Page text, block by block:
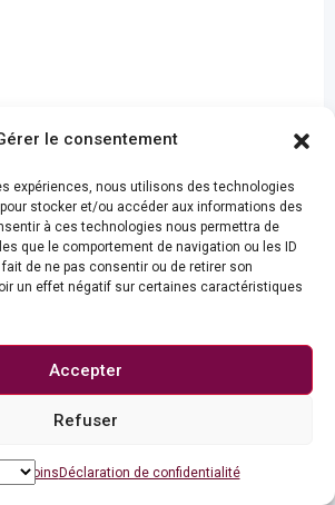
le consentement
expériences, nous utilisons des technologies
stocker et/ou accéder aux informations des
à ces technologies nous permettra de
que le comportement de navigation ou les ID
de ne pas consentir ou de retirer son
un effet négatif sur certaines caractéristiques
Accepter
Refuser
témoins Déclaration de confidentialité
ne sera pas publiée.